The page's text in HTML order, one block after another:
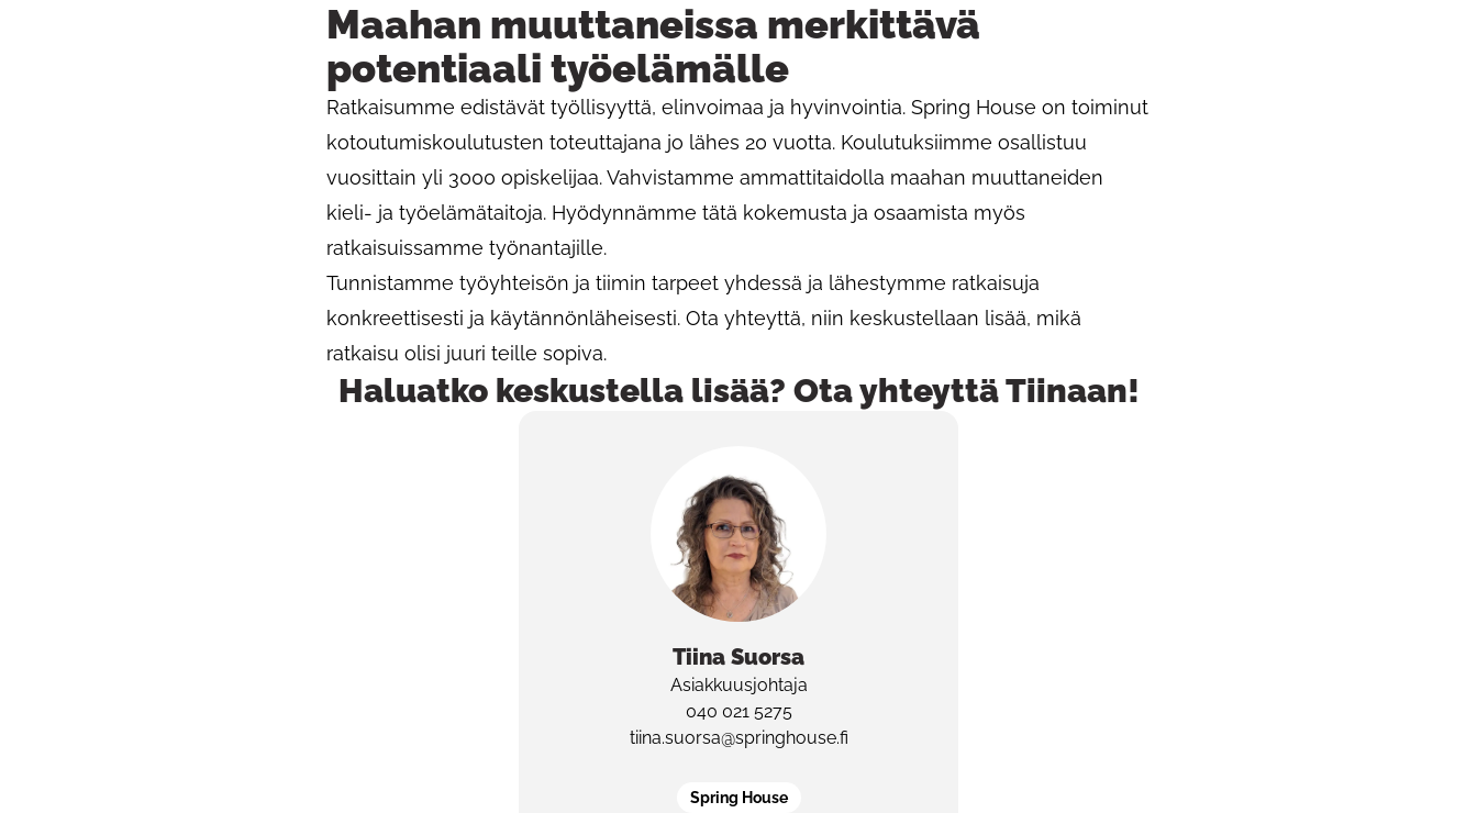
Maahan muuttaneissa merkittävä
potentiaali työelämälle
Ratkaisumme edistävät työllisyyttä, elinvoimaa ja hyvinvointia. Spring House on toiminut
kotoutumiskoulutusten toteuttajana jo lähes 20 vuotta. Koulutuksiimme osallistuu
vuosittain yli 3000 opiskelijaa. Vahvistamme ammattitaidolla maahan muuttaneiden
kieli- ja työelämätaitoja. Hyödynnämme tätä kokemusta ja osaamista myös
ratkaisuissamme työnantajille.
Tunnistamme työyhteisön ja tiimin tarpeet yhdessä ja lähestymme ratkaisuja
konkreettisesti ja käytännönläheisesti. Ota yhteyttä, niin keskustellaan lisää, mikä
ratkaisu olisi juuri teille sopiva.
Haluatko keskustella lisää? Ota yhteyttä Tiinaan!
Tiina Suorsa
Asiakkuusjohtaja
040 021 5275
tiina.suorsa@springhouse.fi
Spring House